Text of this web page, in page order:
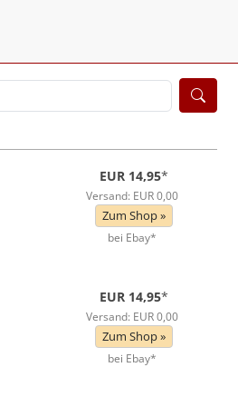
EUR 14,95*
Versand: EUR 0,00
Zum Shop »
bei Ebay*
EUR 14,95*
Versand: EUR 0,00
Zum Shop »
bei Ebay*